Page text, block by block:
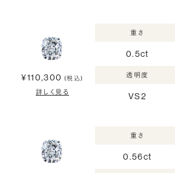
¥110,300 (税込)
詳しく見る
重さ
0.5ct
透明度
VS2
重さ
0.56ct